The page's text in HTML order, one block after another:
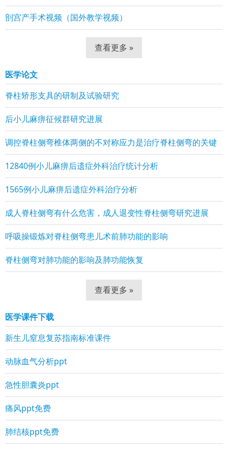
剖宫产手术视频（国外教学视频）
查看更多 »
医学论文
脊柱矫形支具的研制及试验研究
后小儿麻痹征候群研究进展
调控脊柱侧弯椎体两侧的不对称应力是治疗脊柱侧弯的关键
12840例小儿麻痹后遗症外科治疗统计分析
1565例小儿麻痹后遗症外科治疗分析
成人脊柱侧弯有什么危害，成人退变性脊柱侧弯研究进展
呼吸操锻炼对脊柱侧弯患儿术前肺功能的影响
脊柱侧弯对肺功能的影响及肺功能恢复
查看更多 »
医学课件下载
新生儿窒息复苏指南标准课件
动脉血气分析ppt
急性胆囊炎ppt
痛风ppt免费
肺结核ppt免费